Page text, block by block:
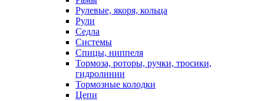
Рулевые, якоря, кольца
Рули
Седла
Системы
Спицы, ниппеля
Тормоза, роторы, ручки, тросики,
гидролинии
Тормозные колодки
Цепи